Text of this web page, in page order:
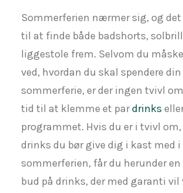
Sommerferien nærmer sig, og det
til at finde både badshorts,
liggestole frem. Selvom du
ved, hvordan du skal spendere din
sommerferie, er der ingen tvivl
tid til at klemme et pardrinks
programmet. Hvis du er i tvivl
drinks du bør give dig i kast med i
sommerferien, får du herunder
bud på drinks, der med garanti vil